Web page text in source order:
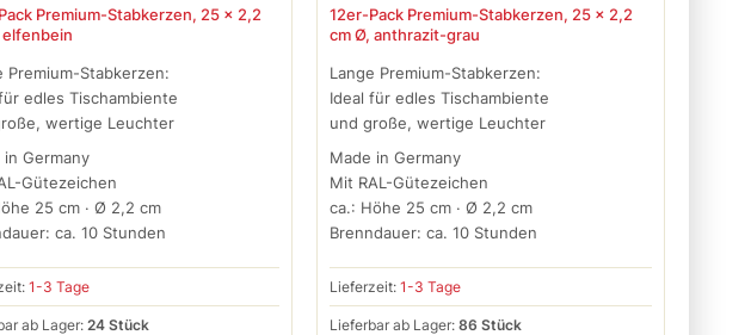
Premium-Stabkerzen, 25 x 2,2
Premium-Stabkerzen:
edles Tischambiente
wertige Leuchter
in Germany
Gütezeichen
25 cm · Ø 2,2 cm
ca. 10 Stunden
1-3 Tage
ab Lager: 24 Stück
12er-Pack Premium-Stabkerzen, 25 x 2,2
cm Ø, anthrazit-grau
Lange Premium-Stabkerzen:
Ideal für edles Tischambiente
und große, wertige Leuchter
Made in Germany
Mit RAL-Gütezeichen
ca.: Höhe 25 cm · Ø 2,2 cm
Brenndauer: ca. 10 Stunden
Lieferzeit:1-3 Tage
Lieferbar ab Lager:86 Stück